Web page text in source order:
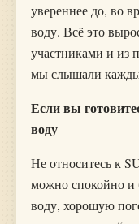
увереннее до, во
воду. Всё это
участниками и из
мы слышали
Если вы
воду
Не относитесь к
можно спокойно и
воду, хорошую